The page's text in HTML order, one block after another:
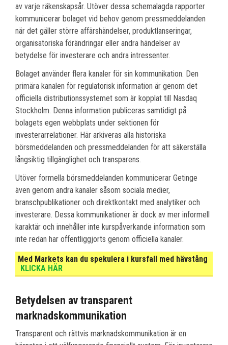
av varje räkenskapsår. Utöver dessa schemalagda rapporter
kommunicerar bolaget vid behov genom pressmeddelanden
när det gäller större affärshändelser, produktlanseringar,
organisatoriska förändringar eller andra händelser av
betydelse för investerare och andra intressenter.
Bolaget använder flera kanaler för sin kommunikation. Den
primära kanalen för regulatorisk information är genom det
officiella distributionssystemet som är kopplat till Nasdaq
Stockholm. Denna information publiceras samtidigt på
bolagets egen webbplats under sektionen för
investerarrelationer. Här arkiveras alla historiska
börsmeddelanden och pressmeddelanden för att säkerställa
långsiktig tillgänglighet och transparens.
Utöver formella börsmeddelanden kommunicerar Getinge
även genom andra kanaler såsom sociala medier,
branschpublikationer och direktkontakt med analytiker och
investerare. Dessa kommunikationer är dock av mer informell
karaktär och innehåller inte kurspåverkande information som
inte redan har offentliggjorts genom officiella kanaler.
Med Markets kan du spekulera i kursfall med hävstång
KLICKA HÄR
Betydelsen av transparent
marknadskommunikation
Transparent och rättvis marknadskommunikation är en